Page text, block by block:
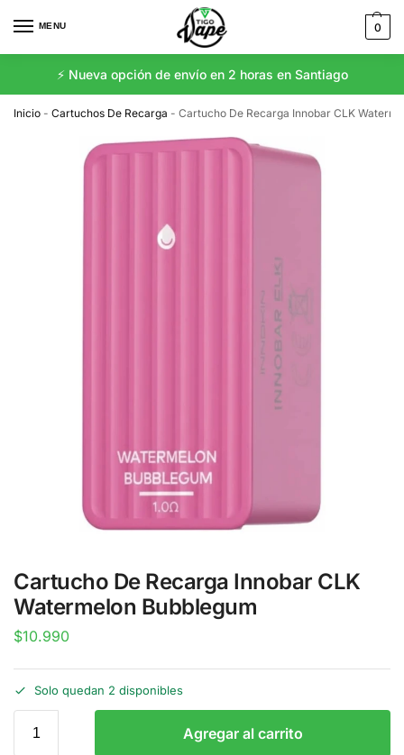
MENU 0
⚡️ Nueva opción de envío en 2 horas en Santiago
Inicio - Cartuchos De Recarga - Cartucho De Recarga Innobar CLK
Cartucho De Recarga Innobar CLK
Watermelon Bubblegum
$10.990
Solo quedan 2 disponibles
Agregar al carrito